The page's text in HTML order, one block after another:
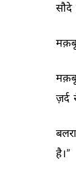
सौदे
ज़र्द
है।”